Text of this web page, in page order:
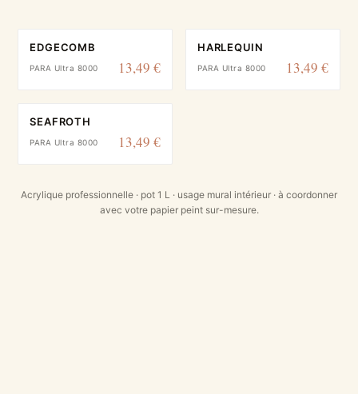
EDGECOMB
PARA Ultra 8000 13,49 €
HARLEQUIN
PARA Ultra 8000 13,49 €
SEAFROTH
PARA Ultra 8000 13,49 €
Acrylique professionnelle · pot 1 L · usage mural intérieur · à coordonner
avec votre papier peint sur-mesure.